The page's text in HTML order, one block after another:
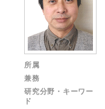
所属
兼務
研究分野・キーワー
ド